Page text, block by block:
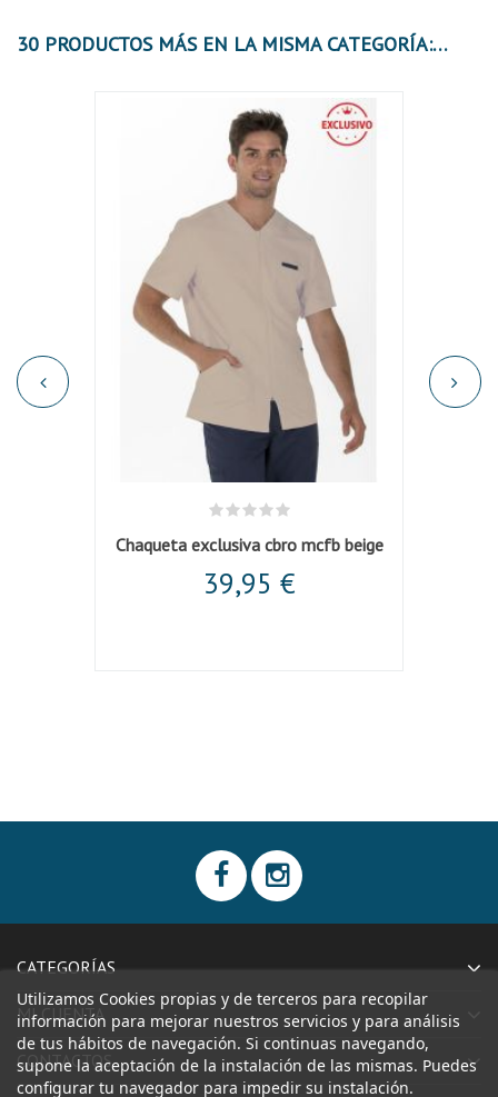
30 PRODUCTOS MÁS EN LA MISMA CATEGORÍA:
Chaqueta exclusiva cbro mcfb beige
39,95 €
CATEGORÍAS
MI CUENTA
CONTACTOS
Utilizamos Cookies propias y de terceros para recopilar
información para mejorar nuestros servicios y para análisis
de tus hábitos de navegación. Si continuas navegando,
supone la aceptación de la instalación de las mismas. Puedes
configurar tu navegador para impedir su instalación.